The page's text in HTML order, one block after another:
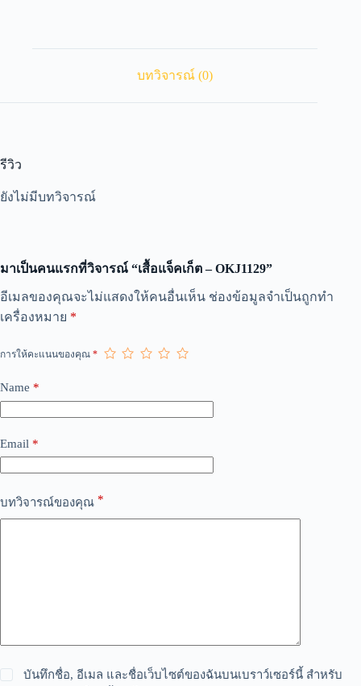
บทวิจารณ์ (0)
รีวิว
ยังไม่มีบทวิจารณ์
มาเป็นคนแรกที่วิจารณ์ “เสื้อแจ็คเก็ต – OKJ1129”
อีเมลของคุณจะไม่แสดงให้คนอื่นเห็น ช่องข้อมูลจำเป็นถูกทำ
เครื่องหมาย *
การให้คะแนนของคุณ *
Name *
Email *
บทวิจารณ์ของคุณ *
บันทึกชื่อ, อีเมล และชื่อเว็บไซต์ของฉันบนเบราว์เซอร์นี้ สำหรับ
A
t
r
a
t
e